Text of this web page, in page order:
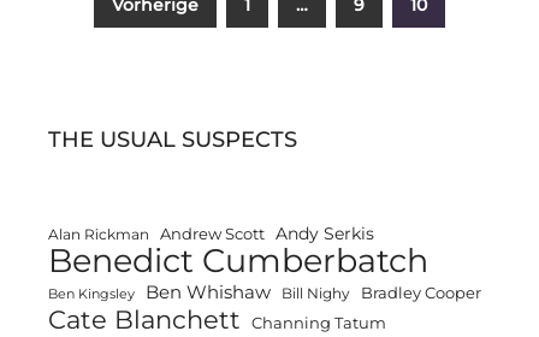
Seitennummerierung
der
Vorherige 1 … 9 10
THE USUAL SUSPECTS
Alan Rickman Andrew Scott Andy Serkis
Benedict Cumberbatch
Ben Kingsley Ben Whishaw Bill Nighy Bradley Cooper
Cate Blanchett Channing Tatum